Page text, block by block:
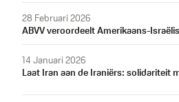
28 Februari 2026
ABVV veroordeelt Amerikaans-
14 Januari 2026
Laat Iran aan de Iraniërs: solidariteit